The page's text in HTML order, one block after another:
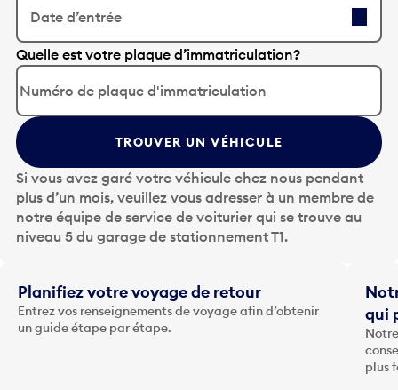
Date d’entrée
A
p
p
u
y
e
z
s
u
r
l
t
o
u
Quelle est votre plaque d’immatriculation?
TROUVER UN VÉHICULE
Si vous avez garé votre véhicule chez nous pendant
plus d’un mois, veuillez vous adresser à un membre de
notre équipe de service de voiturier qui se trouve au
niveau 5 du garage de stationnement T1.
Planifiez votre voyage de retour
Entrez vos renseignements de voyage afin d’obtenir
un guide étape par étape.
qui
plus